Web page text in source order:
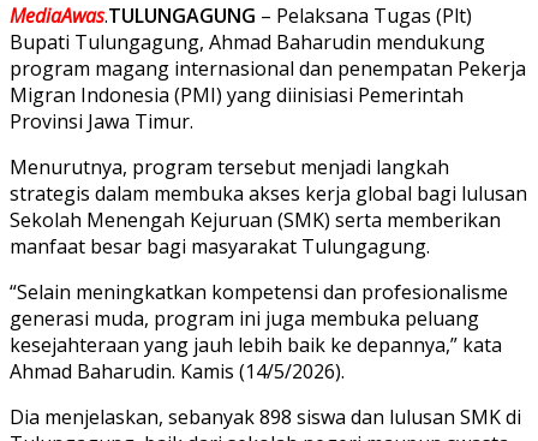
MediaAwas.TULUNGAGUNG – Pelaksana Tugas (Plt)
Bupati Tulungagung, Ahmad Baharudin mendukung
program magang internasional dan penempatan Pekerja
Migran Indonesia (PMI) yang diinisiasi Pemerintah
Provinsi Jawa Timur.
Menurutnya, program tersebut menjadi langkah
strategis dalam membuka akses kerja global bagi lulusan
Sekolah Menengah Kejuruan (SMK) serta memberikan
manfaat besar bagi masyarakat Tulungagung.
“Selain meningkatkan kompetensi dan profesionalisme
generasi muda, program ini juga membuka peluang
kesejahteraan yang jauh lebih baik ke depannya,” kata
Ahmad Baharudin. Kamis (14/5/2026).
Dia menjelaskan, sebanyak 898 siswa dan lulusan SMK di